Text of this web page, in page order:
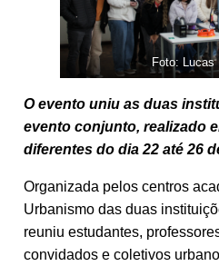
Foto: Lucas
O evento uniu as duas
evento conjunto, realizado
diferentes do dia 22 até 26
Organizada pelos centros
Urbanismo das duas
reuniu estudantes,
convidados e coletivos